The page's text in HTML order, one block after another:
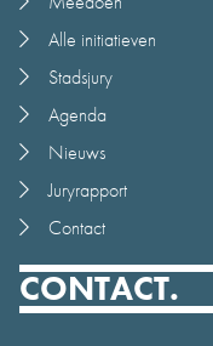
Alle initiatieven
Stadsjury
Agenda
Nieuws
Juryrapport
Contact
CONTACT.